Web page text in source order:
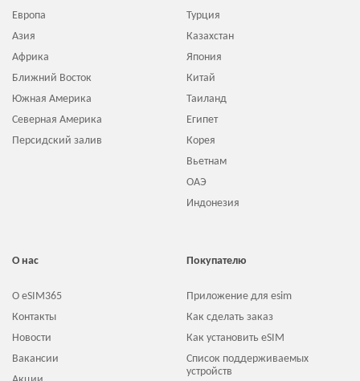
Европа
Азия
Африка
Ближний Восток
Южная Америка
Северная Америка
Персидский залив
Турция
Казахстан
Япония
Китай
Таиланд
Египет
Корея
Вьетнам
ОАЭ
Индонезия
О нас
О eSIM365
Контакты
Новости
Вакансии
Покупателю
Приложение для esim
Как сделать заказ
Как установить eSIM
Список поддерживаемых
устройств